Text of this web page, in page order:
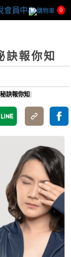
0
訣報你知
訣報你知